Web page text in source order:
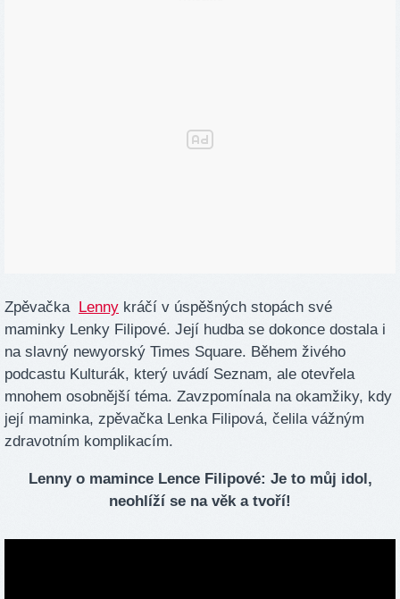
Zpěvačka Lenny kráčí v úspěšných stopách své
maminky Lenky Filipové. Její hudba se dokonce dostala i
na slavný newyorský Times Square. Během živého
podcastu Kulturák, který uvádí Seznam, ale otevřela
mnohem osobnější téma. Zavzpomínala na okamžiky, kdy
její maminka, zpěvačka Lenka Filipová, čelila vážným
zdravotním komplikacím.
Lenny o mamince Lence Filipové: Je to můj idol,
neohlíží se na věk a tvoří!